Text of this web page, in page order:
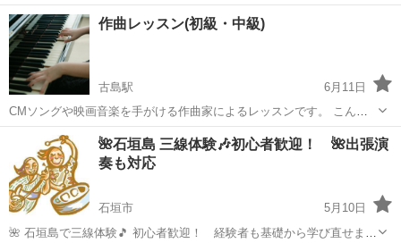
た。 現在メンバーは12人ですが、20人まで増やしたいと考えていま
す。 メンバーは随時募集しています。 講師は現役ゴスペルシンガーで
県内各所でボーカル指導を...
沖縄 那覇市 赤嶺駅 その他 陽子
作曲レッスン(初級・中級)
古島駅
6月11日
CMソングや映画音楽を手がける作曲家によるレッスンです。 こんな
方におすすめです。 ・メロディを作ってみたい ・メロディは思いつく
けどコードが分からない ・かっこいいコードをつけてみたい ・歌詞は
あるけれど、メロ...
那覇市 古島駅 その他 レッスン
🌺石垣島 三線体験🎶初心者歓迎！ 🌺出張演
奏も対応
石垣市
5月10日
🌺 石垣島で三線体験🎵 初心者歓迎！ 経験者も基礎から学び直せま